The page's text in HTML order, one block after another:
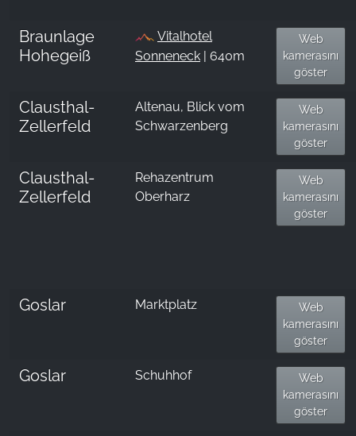
Braunlage
Hohegeiß
Vitalhotel
Sonneneck | 640m
Web
kamerasını
göster
Clausthal-
Zellerfeld
Altenau, Blick vom
Schwarzenberg
Web
kamerasını
göster
Clausthal-
Zellerfeld
Rehazentrum
Oberharz
Web
kamerasını
göster
Goslar Marktplatz
Web
kamerasını
göster
Goslar Schuhhof
Web
kamerasını
göster